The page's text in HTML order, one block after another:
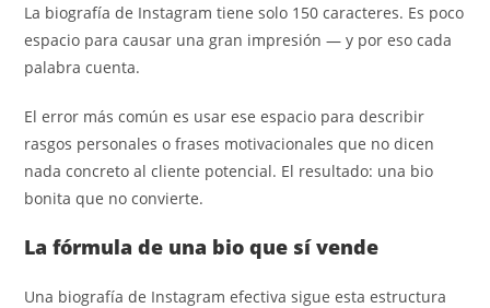
La biografía de Instagram tiene solo 150 caracteres. Es poco
espacio para causar una gran impresión — y por eso cada
palabra cuenta.
El error más común es usar ese espacio para describir
rasgos personales o frases motivacionales que no dicen
nada concreto al cliente potencial. El resultado: una bio
bonita que no convierte.
La fórmula de una bio que sí vende
Una biografía de Instagram efectiva sigue esta estructura